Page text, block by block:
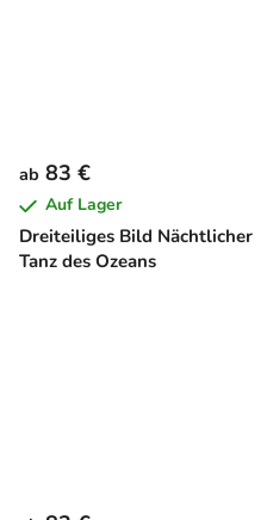
Dreiteiliges Bild Nächtlicher
Tanz des Ozeans
ab 83 €
Auf Lager